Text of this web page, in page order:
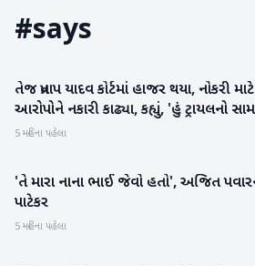
#says
રાષ્ટ્રીય
તેજ પ્રતાપ યાદવ કોર્ટમાં હાજર થયા, નોકરી
આરોપોને નકારી કાઢ્યા, કહ્યું, 'હું ટ્રાયલનો
5 મહિના પહેલા
મનોરંજન
'તે મારા નાના ભાઈ જેવો હતો', અજિત
પાટેકર
5 મહિના પહેલા